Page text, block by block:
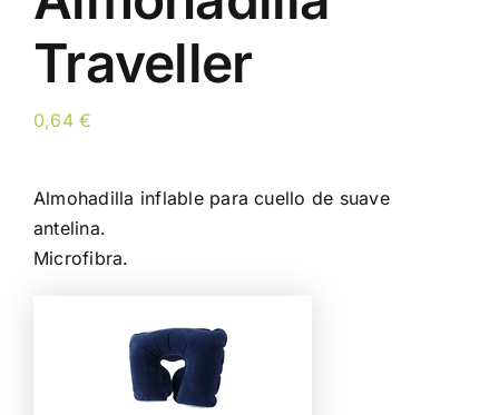
Traveller
0,64€
Almohadilla inflable para cuello de suave
antelina.
Microfibra.